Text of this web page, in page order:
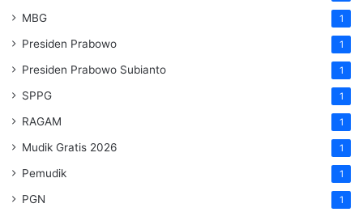
MBG 1
Presiden Prabowo 1
Presiden Prabowo Subianto 1
SPPG 1
RAGAM 1
Mudik Gratis 2026 1
Pemudik 1
PGN 1